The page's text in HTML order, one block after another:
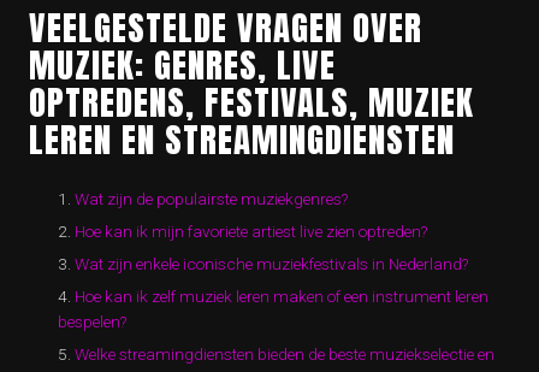
VEELGESTELDE VRAGEN OVER
MUZIEK: GENRES, LIVE
OPTREDENS, FESTIVALS, MUZIEK
LEREN EN STREAMINGDIENSTEN
Wat zijn de populairste muziekgenres?
Hoe kan ik mijn favoriete artiest live zien optreden?
Wat zijn enkele iconische muziekfestivals in Nederland?
Hoe kan ik zelf muziek leren maken of een instrument leren
bespelen?
Welke streamingdiensten bieden de beste muziekselectie en